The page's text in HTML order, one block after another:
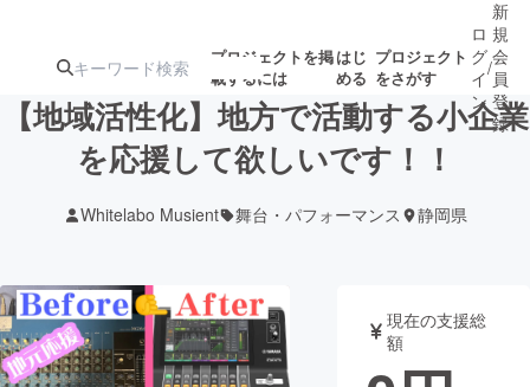
プロジェクトを掲
載するには
はじ
める
プロジェクト
をさがす
ターン
注目の新着プロ
ジェクト
ロジェクト
されます
アート・写真 音楽
テクノロジー・ガジェット ゲーム・サ
ロ
グ
イ
ン
/
新
規
会
員
登
録
【地域活性化】地方で活動する小企業
を応援して欲しいです！！
Whitelabo Musient 舞台・パフォーマンス 静岡県
現在の支援総
額